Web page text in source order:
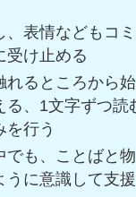
、表情などもコ
受け止める
れるところから始
る、1文字ずつ読
を行う
でも、ことばと
うに意識して支